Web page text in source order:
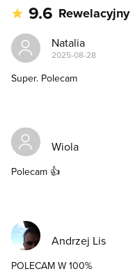
9.6 Rewelacyjny
Natalia
2025-08-28
Super. Polecam
Wiola
Polecam 👍
Andrzej Lis
POLECAM W 100%